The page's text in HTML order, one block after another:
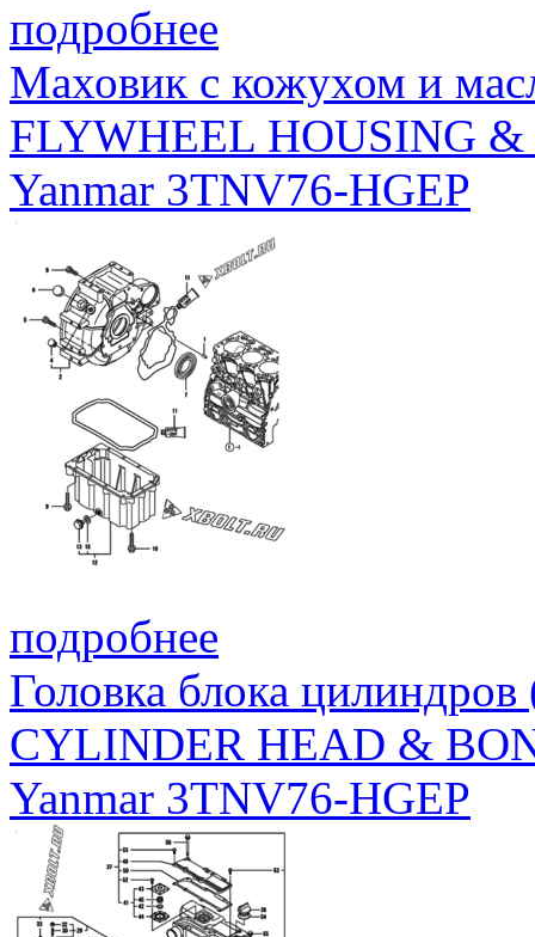
подробнее
Маховик с кожухом и
FLYWHEEL HOUSING
Yanmar 3TNV76-HGEP
подробнее
Головка блока
CYLINDER HEAD &
Yanmar 3TNV76-HGEP